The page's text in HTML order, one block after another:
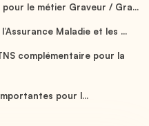
pour le métier Graveur / Gra...
Maladie et les ...
complémentaire pour la
pour l...